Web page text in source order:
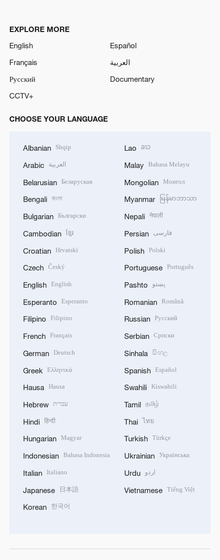
EXPLORE MORE
English
Español
Français
العربية
Русский
Documentary
CCTV+
CHOOSE YOUR LANGUAGE
Albanian Shqip
Arabic العربية
Belarusian Беларуская
Bengali বাংলা
Bulgarian Български
Cambodian ខ្មែរ
Croatian Hrvatski
Czech Český
English English
Esperanto Esperanto
Filipino Filipino
French Français
German Deutsch
Greek Ελληνικά
Hausa Hausa
Hebrew עברית
Hindi हिन्दी
Hungarian Magyar
Indonesian Bahasa Indonesia
Italian Italiano
Japanese 日本語
Korean 한국어
Lao ລາວ
Malay Bahasa Melayu
Mongolian Монгол
Myanmar မြန်မာဘာသာ
Nepali नेपाली
Persian فارسی
Polish Polski
Portuguese Português
Pashto پښتو
Romanian Română
Russian Русский
Serbian Српски
Sinhala සිංහල
Spanish Español
Swahili Kiswahili
Tamil தமிழ்
Thai ไทย
Turkish Türkçe
Ukrainian Українська
Urdu اردو
Vietnamese Tiếng Việt